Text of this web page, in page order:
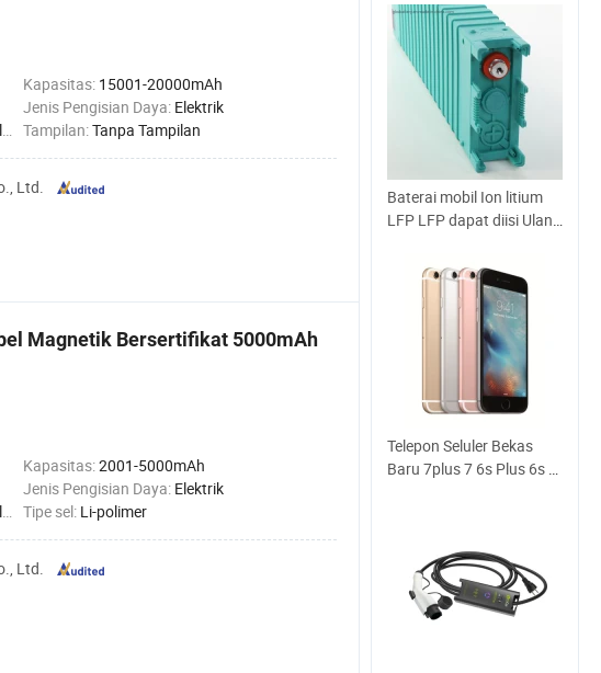
Kapasitas: 15001-20000mAh
Jenis Pengisian Daya: Elektrik
Tampilan:Tanpa Tampilan
Ltd.
Magnetik Bersertifikat 5000mAh
Kapasitas:2001-5000mAh
Jenis Pengisian Daya: Elektrik
Tipe sel: Li-polimer
Ltd.
Baterai mobil Ion litium
LFP LFP dapat diisi Ulang
Telepon Seluler Bekas
Baru 7plus 7 6s Plus 6s 6
Seluler Bekas